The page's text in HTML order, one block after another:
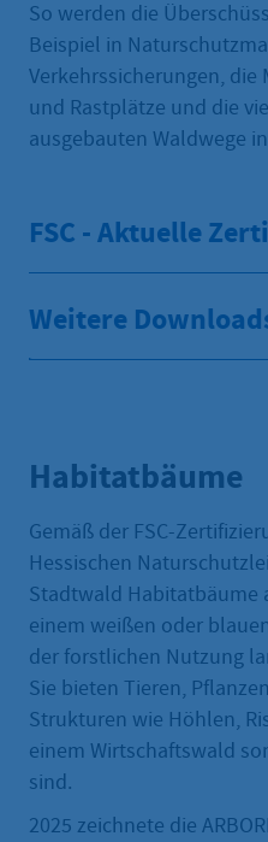
So werden die
Beispiel in
Verkehrssicherungen,
und Rastplätze und die
ausgebauten Waldwege
FSC - Aktuelle
Weitere
Habitatbäume
Gemäß der FSC-
Hessischen
Stadtwald Habitatbäume
einem weißen oder
der forstlichen Nutzung
Sie bieten Tieren,
Strukturen wie Höhlen,
einem Wirtschaftswald
sind.
2025 zeichnete die